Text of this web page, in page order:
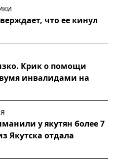
что ее кинул
Крик о помощи
инвалидами на
у якутян более 7
Якутска отдала